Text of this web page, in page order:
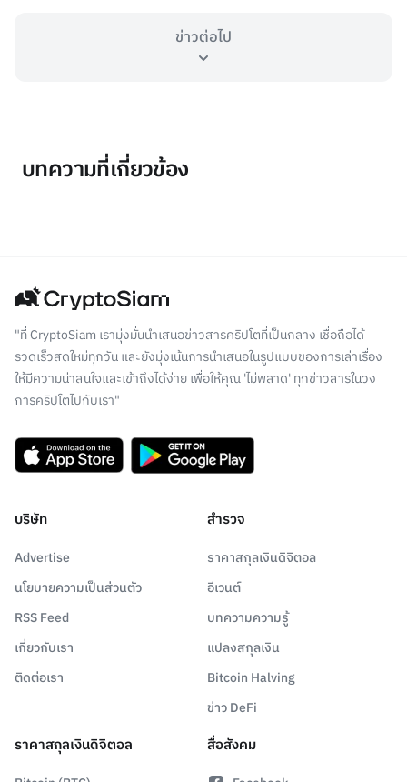
ข่าวต่อไป
บทความที่เกี่ยวข้อง
"ที่ CryptoSiam เรามุ่งมั่นนำเสนอข่าวสารคริปโตที่เป็นกลาง เชื่อถือได้
รวดเร็วสดใหม่ทุกวัน และยังมุ่งเน้นการนำเสนอในรูปแบบของการเล่าเรื่อง
ให้มีความน่าสนใจและเข้าถึงได้ง่าย เพื่อให้คุณ 'ไม่พลาด' ทุกข่าวสารในวง
การคริปโตไปกับเรา"
บริษัท
Advertise
นโยบายความเป็นส่วนตัว
RSS Feed
เกี่ยวกับเรา
ติดต่อเรา
สำรวจ
ราคาสกุลเงินดิจิตอล
อีเวนต์
บทความความรู้
แปลงสกุลเงิน
Bitcoin Halving
ข่าว DeFi
ราคาสกุลเงินดิจิตอล สื่อสังคม